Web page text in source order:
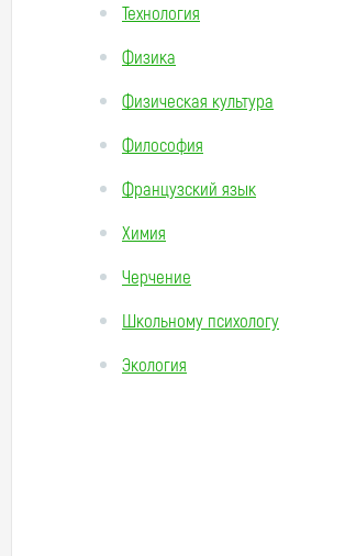
Технология
Физика
Физическая культура
Философия
Французский язык
Химия
Черчение
Школьному психологу
Экология